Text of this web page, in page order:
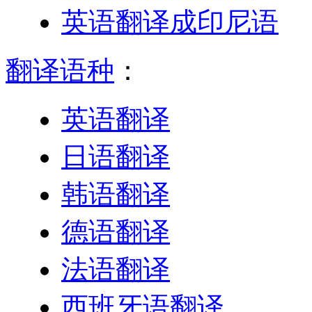
英语翻译成印尼语
翻译语种 ：
英语翻译
日语翻译
韩语翻译
德语翻译
法语翻译